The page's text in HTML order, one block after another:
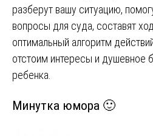
разберут вашу ситуацию,
вопросы для суда, составят
оптимальный алгоритм
отстоим интересы и душевное
ребенка.
Минутка юмора 🙂